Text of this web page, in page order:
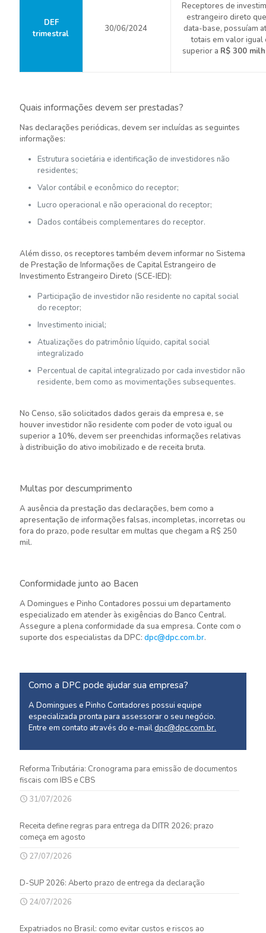
DEF
trimestral
30/06/2024
Receptores de
estrangeiro direto
data-base, possuíam
totais em valor igual
superior a R$ 300
Quais informações devem ser prestadas?
Nas declarações periódicas, devem ser incluídas as seguintes
informações:
Estrutura societária e identificação de investidores não
residentes;
Valor contábil e econômico do receptor;
Lucro operacional e não operacional do receptor;
Dados contábeis complementares do receptor.
Além disso, os receptores também devem informar no Sistema
de Prestação de Informações de Capital Estrangeiro de
Investimento Estrangeiro Direto (SCE-IED):
Participação de investidor não residente no capital social
do receptor;
Investimento inicial;
Atualizações do patrimônio líquido, capital social
integralizado
Percentual de capital integralizado por cada investidor não
residente, bem como as movimentações subsequentes.
No Censo, são solicitados dados gerais da empresa e, se
houver investidor não residente com poder de voto igual ou
superior a 10%, devem ser preenchidas informações relativas
à distribuição do ativo imobilizado e de receita bruta.
Multas por descumprimento
A ausência da prestação das declarações, bem como a
apresentação de informações falsas, incompletas, incorretas ou
fora do prazo, pode resultar em multas que chegam a R$ 250
mil.
Conformidade junto ao Bacen
A Domingues e Pinho Contadores possui um departamento
especializado em atender às exigências do Banco Central.
Assegure a plena conformidade da sua empresa. Conte com o
suporte dos especialistas da DPC: dpc@dpc.com.br.
Como a DPC pode ajudar sua empresa?
A Domingues e Pinho Contadores possui equipe
especializada pronta para assessorar o seu negócio.
Entre em contato através do e-maildpc@dpc.com.br.
Reforma Tributária: Cronograma para emissão de documentos
fiscais com IBS e CBS
31/07/2026
Receita define regras para entrega da DITR 2026; prazo
começa em agosto
27/07/2026
D-SUP 2026: Aberto prazo de entrega da declaração
24/07/2026
Expatriados no Brasil: como evitar custos e riscos ao